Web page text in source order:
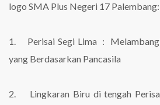
logo SMA Plus Negeri 17 Palembang:
1. Perisai Segi Lima :
yang Berdasarkan Pancasila
2. Lingkaran Biru di tengah